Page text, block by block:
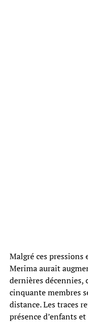
Malgré ces
Merima aurait
dernières
cinquante membres
distance. Les traces
présence d’enfants